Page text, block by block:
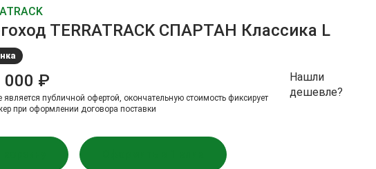
стр.2.
TERRATRACK СПАРТАН Классика L
000 ₽
является публичной офертой, окончательную стоимоcть фиксирует
при оформлении договора поставки
Нашли
дешевле?